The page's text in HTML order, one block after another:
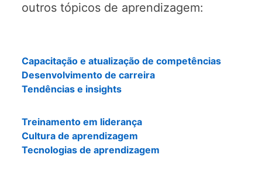
outros tópicos de aprendizagem:
Capacitação e atualização de competências
Desenvolvimento de carreira
Tendências e insights
Treinamento em liderança
Cultura de aprendizagem
Tecnologias de aprendizagem